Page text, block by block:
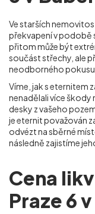
Ve starších
překvapení v podobě
přitom může být
součást střechy, ale
neodborného pokusu
Víme, jak s eternitem
nenadělali více škody
desky z vašeho
je eternit považován
odvézt na sběrné
následně zajistíme
Cena
Praze 6